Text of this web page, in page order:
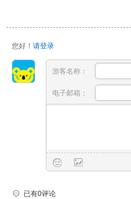
您好！ 请登录
游客名称：
电子邮箱：
已有0评论